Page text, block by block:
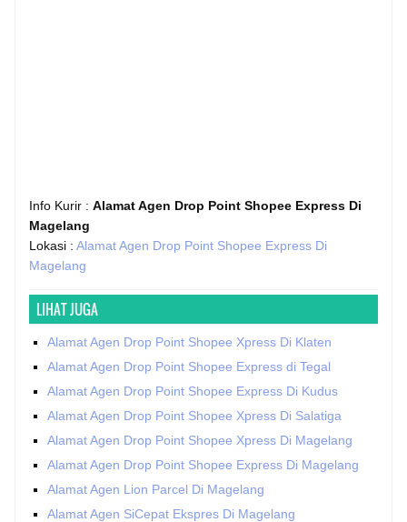
Info Kurir : Alamat Agen Drop Point Shopee Express Di
Magelang
Lokasi : Alamat Agen Drop Point Shopee Express Di
Magelang
LIHAT JUGA
Alamat Agen Drop Point Shopee Xpress Di Klaten
Alamat Agen Drop Point Shopee Express di Tegal
Alamat Agen Drop Point Shopee Express Di Kudus
Alamat Agen Drop Point Shopee Xpress Di Salatiga
Alamat Agen Drop Point Shopee Xpress Di Magelang
Alamat Agen Drop Point Shopee Express Di Magelang
Alamat Agen Lion Parcel Di Magelang
Alamat Agen SiCepat Ekspres Di Magelang